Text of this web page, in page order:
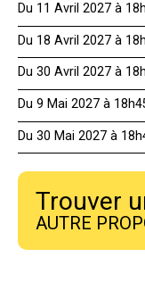
Du 11 Avril 2027 à
Du 18 Avril 2027 à
Du 30 Avril 2027 à
Du 9 Mai 2027 à
Du 30 Mai 2027 à
Trouver
AUTRE